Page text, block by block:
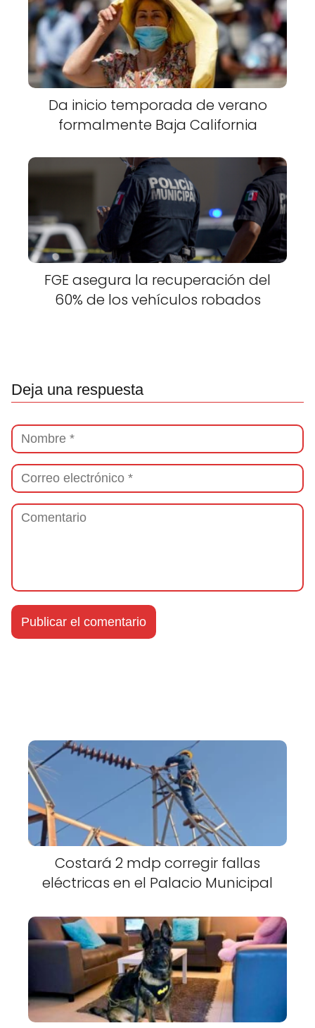
Da inicio temporada de verano
formalmente Baja California
FGE asegura la recuperación del
60% de los vehículos robados
Deja una respuesta
Costará 2 mdp corregir fallas
eléctricas en el Palacio Municipal